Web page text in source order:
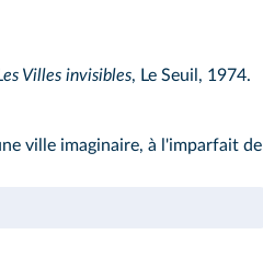
Villes invisibles, Le Seuil, 1974.
ville imaginaire, à l'imparfait de